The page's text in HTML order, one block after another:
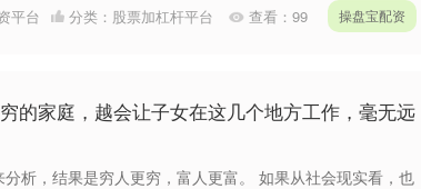
平台 分类： 股票加杠杆平台 查看： 99 操盘宝配资
的家庭，越会让子女在这几个地方工作，毫无远
析，结果是穷人更穷，富人更富。 如果从社会现实看，也